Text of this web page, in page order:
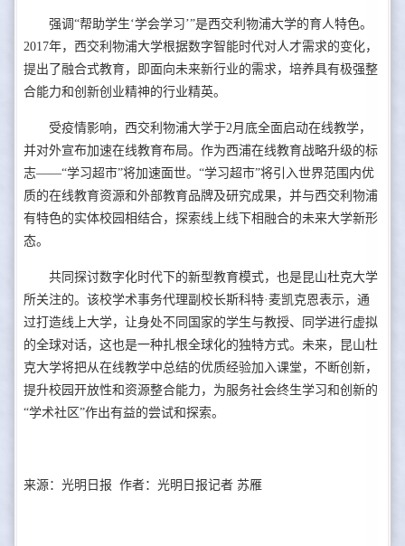
强调“帮助学生‘学会学习’”是西交利物浦大学的育人特色。
2017年，西交利物浦大学根据数字智能时代对人才需求的变化，
提出了融合式教育，即面向未来新行业的需求，培养具有极强整
合能力和创新创业精神的行业精英。
受疫情影响，西交利物浦大学于2月底全面启动在线教学，
并对外宣布加速在线教育布局。作为西浦在线教育战略升级的标
志——“学习超市”将加速面世。“学习超市”将引入世界范围内优
质的在线教育资源和外部教育品牌及研究成果，并与西交利物浦
有特色的实体校园相结合，探索线上线下相融合的未来大学新形
态。
共同探讨数字化时代下的新型教育模式，也是昆山杜克大学
所关注的。该校学术事务代理副校长斯科特·麦凯克恩表示，通
过打造线上大学，让身处不同国家的学生与教授、同学进行虚拟
的全球对话，这也是一种扎根全球化的独特方式。未来，昆山杜
克大学将把从在线教学中总结的优质经验加入课堂，不断创新，
提升校园开放性和资源整合能力，为服务社会终生学习和创新的
“学术社区”作出有益的尝试和探索。
来源：光明日报 作者：光明日报记者 苏雁